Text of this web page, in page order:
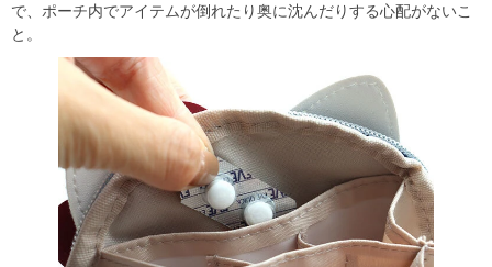
で、ポーチ内でアイテムが倒れたり奥に沈んだりする心配がないこ
と。